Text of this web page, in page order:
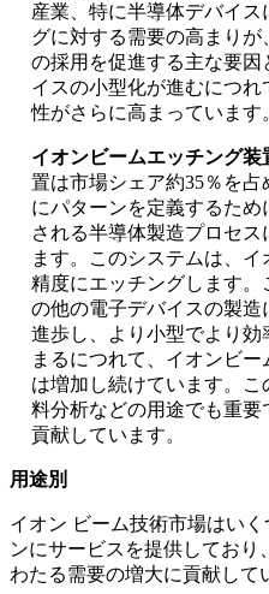
産業、特に半導体デバイ
グに対する需要の高まり
の採用を促進する主な要
イスの小型化が進むにつ
性がさらに高まっています
イオンビームエッチング装
置は市場シェア約35％を
にパターンを定義するた
される半導体製造プロセ
ます。このシステムは、
精度にエッチングします
の他の電子デバイスの製
進歩し、より小型でより
まるにつれて、イオンビ
は増加し続けています。
料分析などの用途でも重
貢献しています。
用途別
イオン ビーム技術市場はい
ンにサービスを提供しており
わたる需要の増大に貢献して